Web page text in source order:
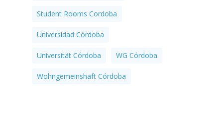
Student Rooms Cordoba
Universidad Córdoba
Universität Córdoba WG Córdoba
Wohngemeinshaft Córdoba